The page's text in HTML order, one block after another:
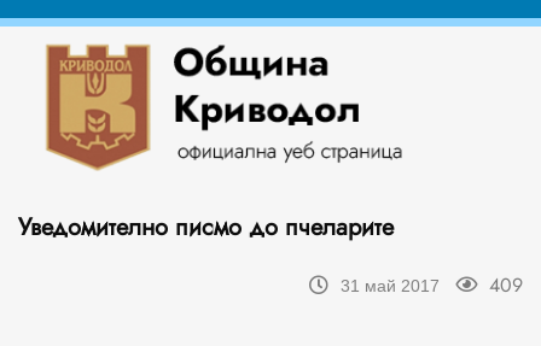
Уведомително писмо до пчеларите
31 май 2017 409